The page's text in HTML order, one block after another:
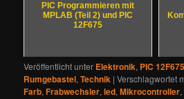
PIC Programmieren mit
MPLAB (Teil 2) und PIC
12F675
Veröffentlicht unter Elektronik, PIC 12F675
Rumgebastel,Technik |Verschlagwortet
Farb,Frabwechsler,led,Mikrocontroller,